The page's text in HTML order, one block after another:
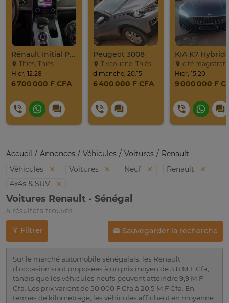
Rénault Initial Paris 7 Places Très Propre
Thiès, Thiès
Hier, 12:28
6 700 000 F CFA
Peugeot 3008
Tivaouane, Thiès
dimanche, 20:15
6 400 000 F CFA
cité magistrat,
Hier, 15:20
9 000 000 F
Accueil Annonces Véhicules Voitures
Renault
Véhicules
Voitures Neuf
Renault
4x4s & SUV
Voitures Renault - Sénégal
5 résultats trouvés
Filtrer Sauvegarder la recherche
Sur le marché automobile sénégalais, les Renault
d'occasion sont proposées à un prix moyen de 3,8 M F Cfa,
tandis que les véhicules neufs peuvent atteindre 9,9 M F
Cfa. Les prix varient de 50 000 F Cfa à 20,5 M F Cfa. En
termes de kilométrage, les véhicules affichent en moyenne